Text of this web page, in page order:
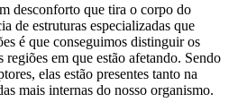
desconforto que tira o corpo do
de estruturas especializadas que
é que conseguimos distinguir os
regiões em que estão afetando. Sendo
elas estão presentes tanto na
mais internas do nosso organismo.